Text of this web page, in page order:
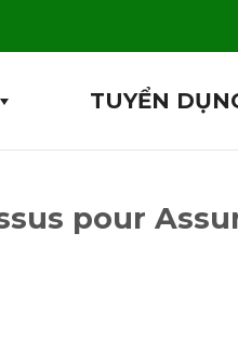
TUYỂN
pour